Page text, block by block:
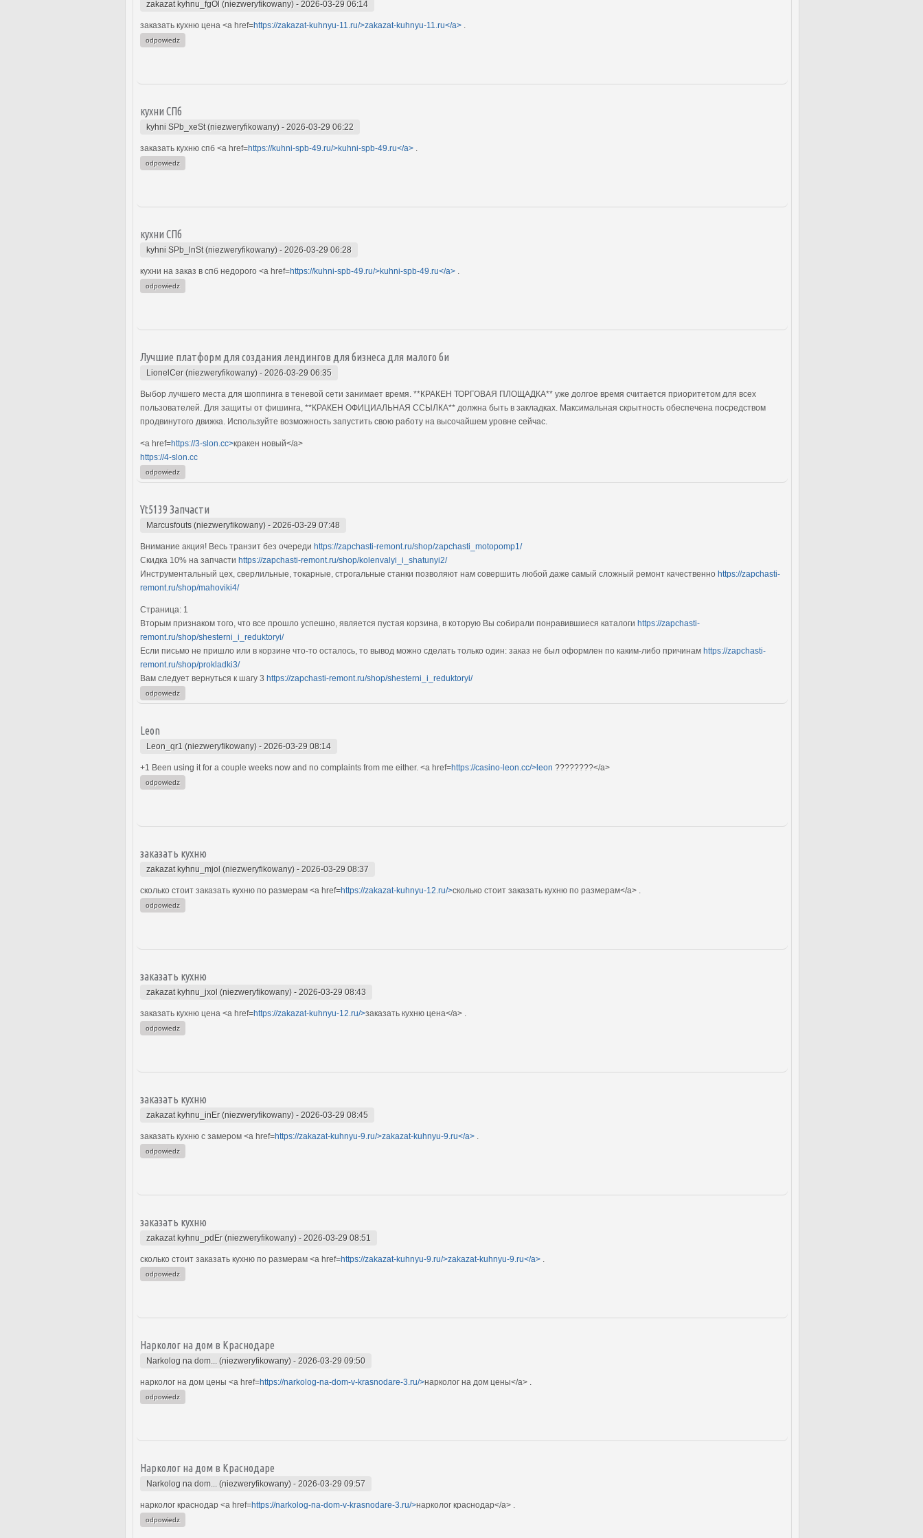
zakazat kyhnu_fgOl (niezweryfikowany) - 2026-03-29 06:14
заказать кухню цена <a href=https://zakazat-kuhnyu-11.ru/>zakazat-kuhnyu-11.ru</a>
odpowiedz
кухни СПб
kyhni SPb_xeSt (niezweryfikowany) - 2026-03-29 06:22
заказать кухню спб <a href=https://kuhni-spb-49.ru/>kuhni-spb-49.ru</a>
odpowiedz
кухни СПб
kyhni SPb_lnSt (niezweryfikowany) - 2026-03-29 06:28
кухни на заказ в спб недорого <a href=https://kuhni-spb-49.ru/>kuhni-spb-49.ru</a>
odpowiedz
Лучшие платформ для создания лендингов для бизнеса для малого би
LionelCer (niezweryfikowany) - 2026-03-29 06:35
Выбор лучшего места для шоппинга в теневой сети занимает время. **КРАКЕН ТОРГОВАЯ ПЛОЩАДКА** уже долгое время считается приоритетом для всех
пользователей. Для защиты от фишинга, **КРАКЕН ОФИЦИАЛЬНАЯ ССЫЛКА** должна быть в закладках. Максимальная скрытность обеспечена посредством
продвинутого движка. Используйте возможность запустить свою работу на высочайшем уровне сейчас.
<a href=https://3-slon.cc>кракен новый</a>
https://4-slon.cc
odpowiedz
Yt5139 Запчасти
Marcusfouts (niezweryfikowany) - 2026-03-29 07:48
Внимание акция! Весь транзит без очереди https://zapchasti-remont.ru/shop/zapchasti_motopomp1/
Скидка 10% на запчасти https://zapchasti-remont.ru/shop/kolenvalyi_i_shatunyi2/
Инструментальный цех, сверлильные, токарные, строгальные станки позволяют нам совершить любой даже самый сложный ремонт качественно https://zapchasti-
remont.ru/shop/mahoviki4/
Cтраница: 1
Вторым признаком того, что все прошло успешно, является пустая корзина, в которую Вы собирали понравившиеся каталоги https://zapchasti-
remont.ru/shop/shesterni_i_reduktoryi/
Если письмо не пришло или в корзине что-то осталось, то вывод можно сделать только один: заказ не был оформлен по каким-либо причинам https://zapchasti-
remont.ru/shop/prokladki3/
Вам следует вернуться к шагу 3 https://zapchasti-remont.ru/shop/shesterni_i_reduktoryi/
odpowiedz
Leon
Leon_qr1 (niezweryfikowany) - 2026-03-29 08:14
+1 Been using it for a couple weeks now and no complaints from me either. <a href=https://casino-leon.cc/>leon ????????</a>
odpowiedz
заказать кухню
zakazat kyhnu_mjol (niezweryfikowany) - 2026-03-29 08:37
сколько стоит заказать кухню по размерам <a href=https://zakazat-kuhnyu-12.ru/>сколько стоит заказать кухню по размерам</a> .
odpowiedz
заказать кухню
zakazat kyhnu_jxol (niezweryfikowany) - 2026-03-29 08:43
заказать кухню цена <a href=https://zakazat-kuhnyu-12.ru/>заказать кухню цена</a> .
odpowiedz
заказать кухню
zakazat kyhnu_inEr (niezweryfikowany) - 2026-03-29 08:45
заказать кухню с замером <a href=https://zakazat-kuhnyu-9.ru/>zakazat-kuhnyu-9.ru</a>
odpowiedz
заказать кухню
zakazat kyhnu_pdEr (niezweryfikowany) - 2026-03-29 08:51
сколько стоит заказать кухню по размерам <a href=https://zakazat-kuhnyu-9.ru/>zakazat-kuhnyu-9.ru</a>
odpowiedz
Нарколог на дом в Краснодаре
Narkolog na dom... (niezweryfikowany) - 2026-03-29 09:50
нарколог на дом цены <a href=https://narkolog-na-dom-v-krasnodare-3.ru/>нарколог на дом цены</a> .
odpowiedz
Нарколог на дом в Краснодаре
Narkolog na dom... (niezweryfikowany) - 2026-03-29 09:57
нарколог краснодар <a href=https://narkolog-na-dom-v-krasnodare-3.ru/>нарколог краснодар</a> .
odpowiedz